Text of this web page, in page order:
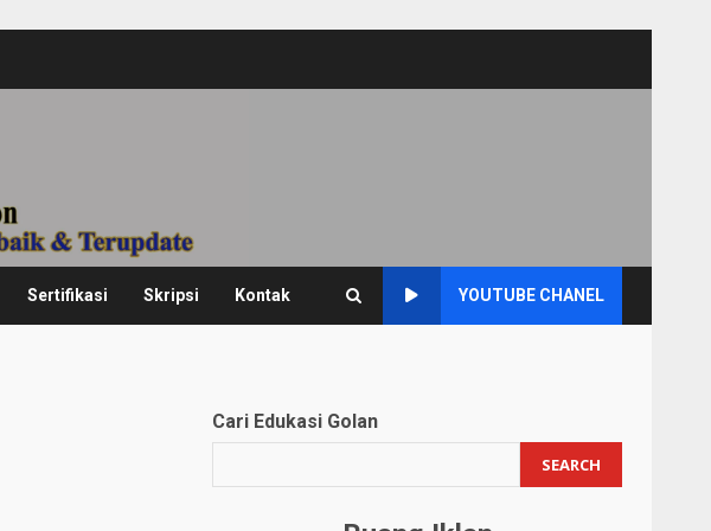
Sertifikasi Skripsi Kontak YOUTUBE CHANEL
Cari Edukasi Golan
SEARCH